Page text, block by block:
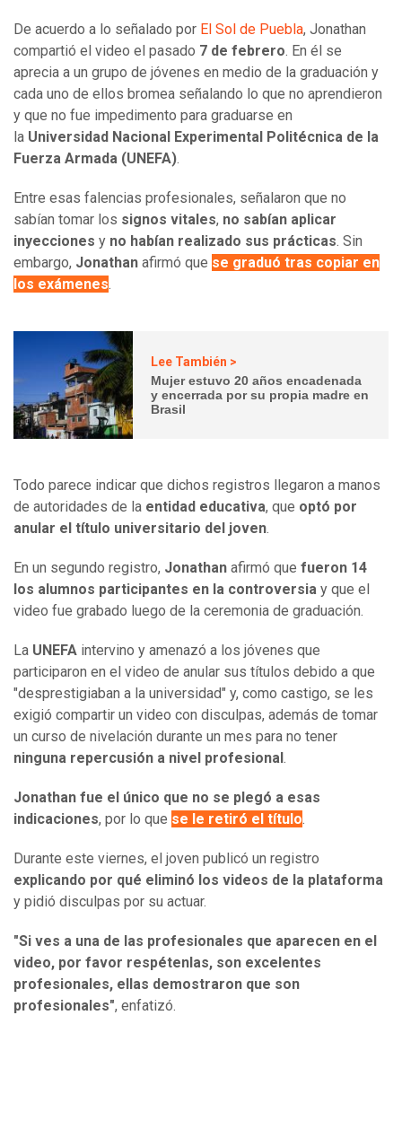
De acuerdo a lo señalado por El Sol de Puebla, Jonathan
compartió el video el pasado 7 de febrero. En él se
aprecia a un grupo de jóvenes en medio de la graduación y
cada uno de ellos bromea señalando lo que no aprendieron
y que no fue impedimento para graduarse en
la Universidad Nacional Experimental Politécnica de la
Fuerza Armada (UNEFA).
Entre esas falencias profesionales, señalaron que no
sabían tomar los signos vitales, no sabían aplicar
inyecciones y no habían realizado sus prácticas. Sin
embargo, Jonathan afirmó que se graduó tras copiar en
los exámenes.
Lee También >
Mujer estuvo 20 años encadenada
y encerrada por su propia madre en
Brasil
Todo parece indicar que dichos registros llegaron a manos
de autoridades de la entidad educativa, que optó por
anular el título universitario del joven.
En un segundo registro, Jonathan afirmó que fueron 14
los alumnos participantes en la controversia y que el
video fue grabado luego de la ceremonia de graduación.
La UNEFA intervino y amenazó a los jóvenes que
participaron en el video de anular sus títulos debido a que
"desprestigiaban a la universidad" y, como castigo, se les
exigió compartir un video con disculpas, además de tomar
un curso de nivelación durante un mes para no tener
ninguna repercusión a nivel profesional .
Jonathan fue el único que no se plegó a esas
indicaciones, por lo que se le retiró el título.
Durante este viernes, el joven publicó un registro
explicando por qué eliminó los videos de la plataforma
y pidió disculpas por su actuar.
"Si ves a una de las profesionales que aparecen en el
video, por favor respétenlas, son excelentes
profesionales, ellas demostraron que son
profesionales", enfatizó.